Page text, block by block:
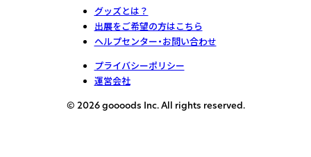
グッズとは？
出展をご希望の方はこちら
ヘルプセンター・お問い合わせ
プライバシーポリシー
運営会社
© 2026 goooods Inc. All rights reserved.